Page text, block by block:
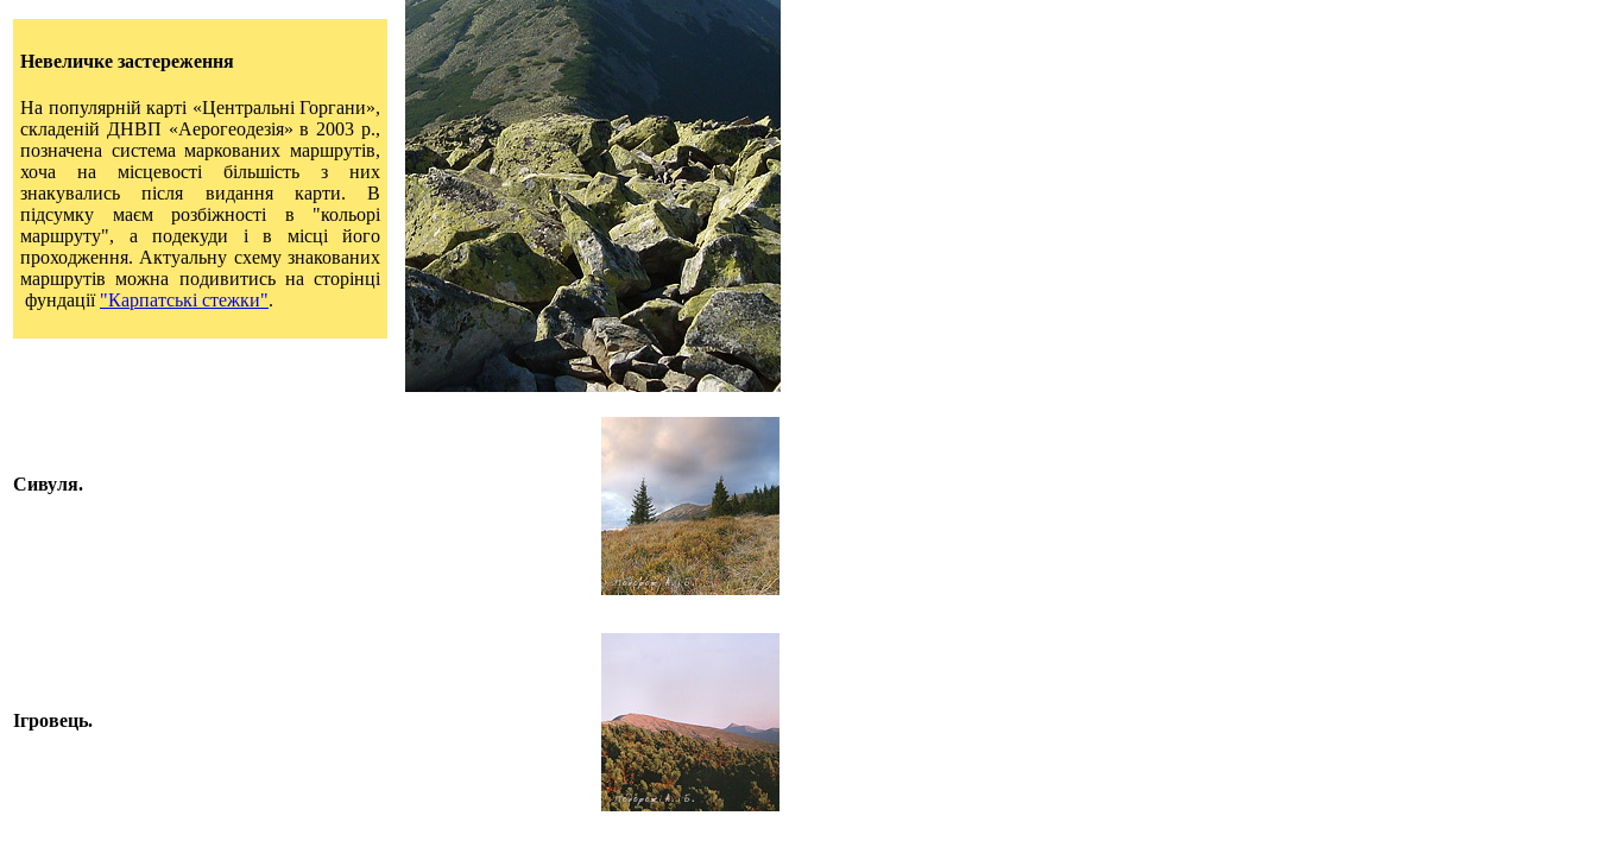
Невеличке застереження
На популярній карті «Центральні Горгани»,
складеній ДНВП «Аерогеодезія» в 2003 р.,
позначена система маркованих маршрутів,
хоча на місцевості більшість з них
знакувались після видання карти. В
підсумку маєм розбіжності в "кольорі
маршруту", а подекуди і в місці його
проходження. Актуальну схему знакованих
маршрутів можна подивитись на сторінці
фундації "Карпатські стежки".
Сивуля.
Ігровець.